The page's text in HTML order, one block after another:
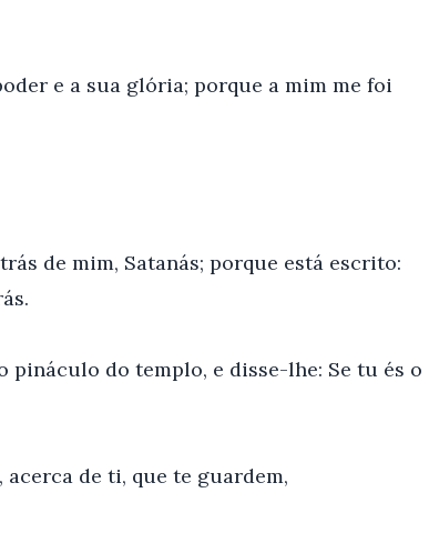
e a sua glória; porque a mim me foi
de mim, Satanás; porque está escrito:
pináculo do templo, e disse-lhe: Se tu és o
de ti, que te guardem,